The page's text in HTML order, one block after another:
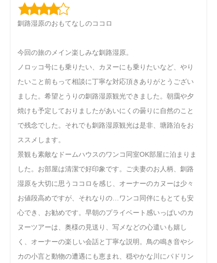
釧路湿原のおもてなしのココロ
今回の旅のメイン楽しみな釧路湿原。
ノロッコ号にも乗りたい、カヌーにも乗りたいなど、やり
たいこと前もって相談に丁寧な対応頂きありがとうござい
ました。希望とうりの釧路湿原観光できました。朝靄や夕
焼けも予定しておりましたがあいにくの曇りに自然のこと
で残念でした。それでも釧路湿原観光は是非、塘路泊をお
ススメします。
景観も素敵なドームハウスのワンコ同室OK部屋に泊まりま
した。お部屋は清潔で好印象です。ご夫妻のお人柄、釧路
湿原を大切に思うココロを感じ、オーナーのカヌーは少々
お値段高めですが、それなりの…ワンコ同伴にもとても安
心でき、お勧めです。早朝のプライベート感いっぱいのカ
ヌーツアーは、奥様の見送り、写メなどの心遣いも嬉し
く、オーナーの楽しい会話と丁寧な説明。鳥の鳴き音やシ
カの小言と動物の遭遇にも恵まれ、穏やかな川にパドリン